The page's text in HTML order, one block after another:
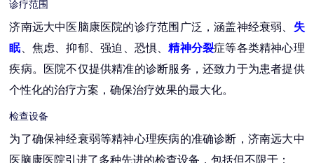
诊疗范围
济南远大中医脑康医院的诊疗范围广泛，涵盖神经衰弱、 失
眠、焦虑、抑郁、强迫、恐惧、精神分裂症等各类精神心理
疾病。医院不仅提供精准的诊断服务，还致力于为患者提供
个性化的治疗方案，确保治疗效果的最大化。
检查设备
为了确保神经衰弱等精神心理疾病的准确诊断，济南远大中
医脑康医院引进了多种先进的检查设备，包括但不限于：